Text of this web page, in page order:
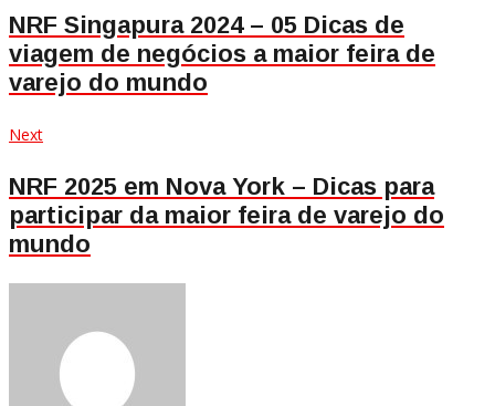
de
Post
NRF Singapura 2024 – 05 Dicas de
viagem de negócios a maior feira de
varejo do mundo
NextNext
NRF 2025 em Nova York – Dicas para
participar da maior feira de varejo do
mundo